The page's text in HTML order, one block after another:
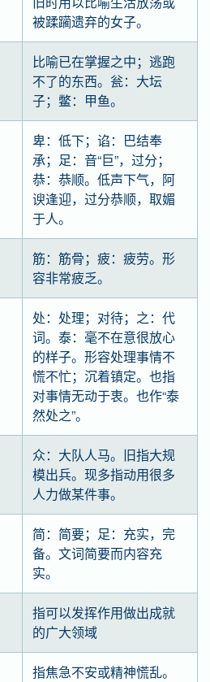
被蹂躏遗弃的女子。
比喻已在掌握之中；逃跑
不了的东西。瓮：大坛
子；鳖：甲鱼。
卑：低下；谄：巴结奉
承；足：音“巨”，过分；
恭：恭顺。低声下气，阿
谀逢迎，过分恭顺，取媚
于人。
筋：筋骨；疲：疲劳。形
容非常疲乏。
处：处理；对待；之：代
词。泰：毫不在意很放心
的样子。形容处理事情不
慌不忙；沉着镇定。也指
对事情无动于衷。也作“泰
然处之”。
众：大队人马。旧指大规
模出兵。现多指动用很多
人力做某件事。
简：简要；足：充实，完
备。文词简要而内容充
实。
指可以发挥作用做出成就
的广大领域
指焦急不安或精神慌乱。